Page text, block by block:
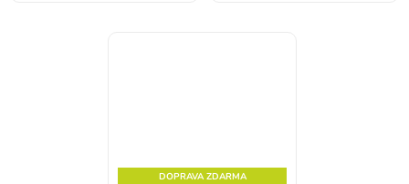
DOPRAVA ZDARMA